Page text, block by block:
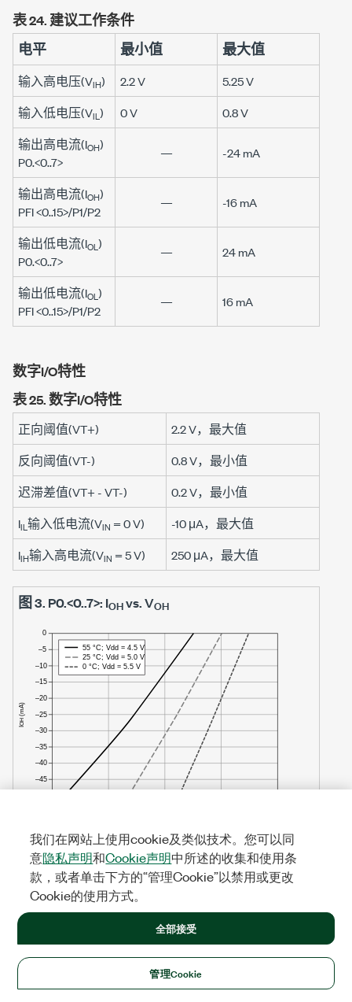
表 24. 建议工作条件
电平
最小值 最大值
输入高电压(VIH) 2.2 V
5.25 V
输入低电压(VIL) 0 V
0.8 V
输出高电流(IOH)
P0.<0..7>
— -24 mA
输出高电流(IOH)
PFI <0..15>/P1/P2
— -16 mA
输出低电流(IOL)
P0.<0..7>
— 24 mA
输出低电流(IOL)
PFI <0..15>/P1/P2
— 16 mA
数字I/O特性
表 25.数字I/O特性
正向阈值(VT+) 2.2 V，最大值
反向阈值(VT-)
0.8 V，最小值
迟滞差值(VT+ - VT-)
0.2 V，最小值
IIL输入低电流(VIN =0 V) -10 μA，最大值
IIH输入高电流(VIN =5 V) 250 μA，最大值
图 3. P0.<0..7>: IOHvs. VOH
图 4. P0.<0..7>: IOLvs. VOL
我们在网站上使用cookie及类似技术。您可以同
意隐私声明和Cookie声明中所述的收集和使用条
款，或者单击下方的“管理Cookie”以禁用或更改
Cookie的使用方式。
管理Cookie
全部接受